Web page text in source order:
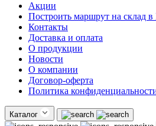
Акции
Построить маршрут на склад
Контакты
Доставка и оплата
О продукции
Новости
О компании
Договор-оферта
Политика
Каталог